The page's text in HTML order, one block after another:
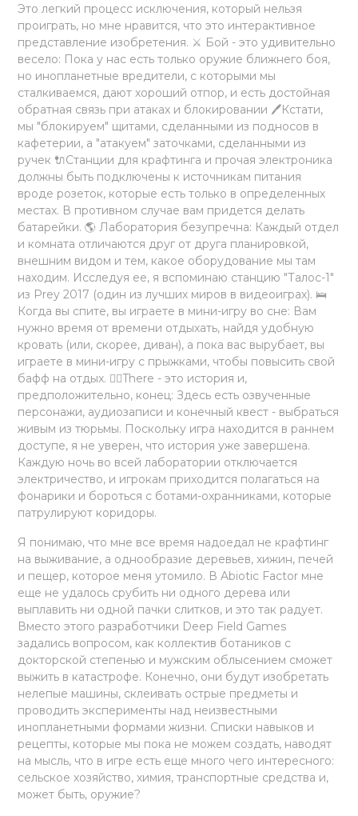
Это легкий процесс исключения, который нельзя
проиграть, но мне нравится, что это интерактивное
представление изобретения. ⚔ Бой - это удивительно
весело: Пока у нас есть только оружие ближнего боя,
но инопланетные вредители, с которыми мы
сталкиваемся, дают хороший отпор, и есть достойная
обратная связь при атаках и блокировании 🖊Кстати,
мы "блокируем" щитами, сделанными из подносов в
кафетерии, а "атакуем" заточками, сделанными из
ручек 🔌Станции для крафтинга и прочая электроника
должны быть подключены к источникам питания
вроде розеток, которые есть только в определенных
местах. В противном случае вам придется делать
батарейки. 🌎 Лаборатория безупречна: Каждый отдел
и комната отличаются друг от друга планировкой,
внешним видом и тем, какое оборудование мы там
находим. Исследуя ее, я вспоминаю станцию "Талос-1"
из Prey 2017 (один из лучших миров в видеоиграх). 🛌
Когда вы спите, вы играете в мини-игру во сне: Вам
нужно время от времени отдыхать, найдя удобную
кровать (или, скорее, диван), а пока вас вырубает, вы
играете в мини-игру с прыжками, чтобы повысить свой
бафф на отдых. 🏃‍♂️There - это история и,
предположительно, конец: Здесь есть озвученные
персонажи, аудиозаписи и конечный квест - выбраться
живым из тюрьмы. Поскольку игра находится в раннем
доступе, я не уверен, что история уже завершена.
Каждую ночь во всей лаборатории отключается
электричество, и игрокам приходится полагаться на
фонарики и бороться с ботами-охранниками, которые
патрулируют коридоры.
Я понимаю, что мне все время надоедал не крафтинг
на выживание, а однообразие деревьев, хижин, печей
и пещер, которое меня утомило. В Abiotic Factor мне
еще не удалось срубить ни одного дерева или
выплавить ни одной пачки слитков, и это так радует.
Вместо этого разработчики Deep Field Games
задались вопросом, как коллектив ботаников с
докторской степенью и мужским облысением сможет
выжить в катастрофе. Конечно, они будут изобретать
нелепые машины, склеивать острые предметы и
проводить эксперименты над неизвестными
инопланетными формами жизни. Списки навыков и
рецепты, которые мы пока не можем создать, наводят
на мысль, что в игре есть еще много чего интересного:
сельское хозяйство, химия, транспортные средства и,
может быть, оружие?